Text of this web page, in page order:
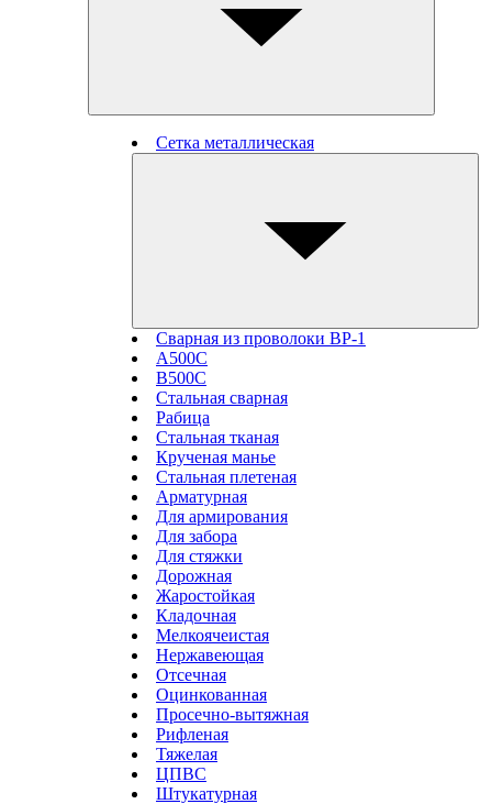
Сетка металлическая
Сварная из проволоки ВР-1
А500С
В500С
Стальная сварная
Рабица
Стальная тканая
Крученая манье
Стальная плетеная
Арматурная
Для армирования
Для забора
Для стяжки
Дорожная
Жаростойкая
Кладочная
Мелкоячеистая
Нержавеющая
Отсечная
Оцинкованная
Просечно-вытяжная
Рифленая
Тяжелая
ЦПВС
Штукатурная